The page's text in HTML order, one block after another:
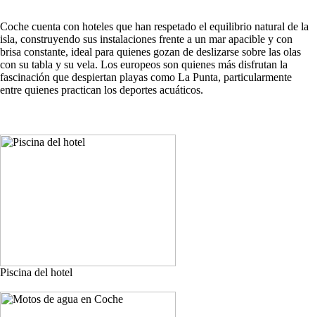
Coche cuenta con hoteles que han respetado el equilibrio natural de la
isla, construyendo sus instalaciones frente a un mar apacible y con
brisa constante, ideal para quienes gozan de deslizarse sobre las olas
con su tabla y su vela. Los europeos son quienes más disfrutan la
fascinación que despiertan playas como La Punta, particularmente
entre quienes practican los deportes acuáticos.
Piscina del hotel